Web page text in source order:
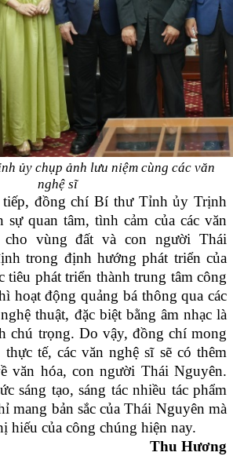
ủy chụp ảnh lưu niệm cùng các văn
nghệ sĩ
tiếp, đồng chí Bí thư Tỉnh ủy Trịnh
sự quan tâm, tình cảm của các văn
cho vùng đất và con người Thái
trong định hướng phát triển của
tiêu phát triển thành trung tâm công
hoạt động quảng bá thông qua các
thuật, đặc biệt bằng âm nhạc là
chú trọng. Do vậy, đồng chí mong
tế, các văn nghệ sĩ sẽ có thêm
văn hóa, con người Thái Nguyên.
sáng tạo, sáng tác nhiều tác phẩm
mang bản sắc của Thái Nguyên mà
hiếu của công chúng hiện nay.
Thu Hương